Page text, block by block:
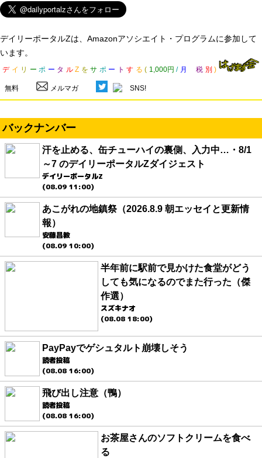
デイリーポータルZは、Amazonアソシエイト・プログラムに参加して
います。
デ イ リ ー ポ ー タ ル Z を サ ポ ー ト す る ( 1,000円 / 月 税 別 )
無料 メルマガ SNS!
バックナンバー
汗を止める、缶チューハイの裏側、入力中…・8/1
～7 のデイリーポータルZダイジェスト
デイリーポータルZ
(08.09 11:00)
あこがれの地鎮祭（2026.8.9 朝エッセイと更新情
報）
安藤昌教
(08.09 10:00)
半年前に駅前で見かけた食堂がどう
しても気になるのでまた行った（傑
作選）
スズキナオ
(08.08 18:00)
PayPayでゲシュタルト崩壊しそう
読者投稿
(08.08 16:00)
飛び出し注意（鴨）
読者投稿
(08.08 16:00)
お茶屋さんのソフトクリームを食べ
る